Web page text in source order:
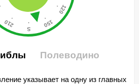
Полеводино
указывает на одну из главных